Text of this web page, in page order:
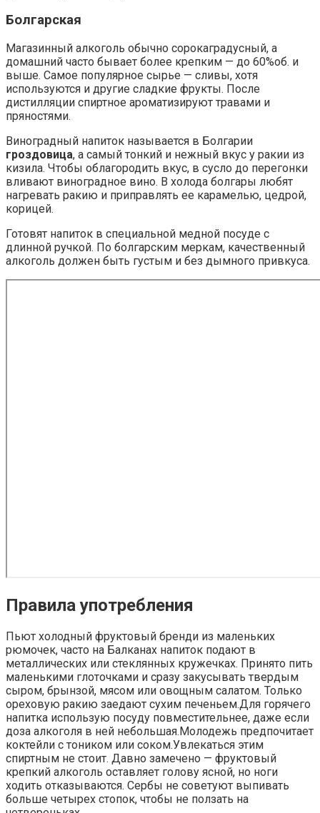
Болгарская
Магазинный алкоголь обычно сорокаградусный, а
домашний часто бывает более крепким — до 60%об. и
выше. Самое популярное сырье — сливы, хотя
используются и другие сладкие фрукты. После
дистилляции спиртное ароматизируют травами и
пряностями.
Виноградный напиток называется в Болгарии
гроздовица, а самый тонкий и нежный вкус у ракии из
кизила. Чтобы облагородить вкус, в сусло до перегонки
вливают виноградное вино. В холода болгары любят
нагревать ракию и приправлять ее карамелью, цедрой,
корицей.
Готовят напиток в специальной медной посуде с
длинной ручкой. По болгарским меркам, качественный
алкоголь должен быть густым и без дымного привкуса.
Правила употребления
Пьют холодный фруктовый бренди из маленьких
рюмочек, часто на Балканах напиток подают в
металлических или стеклянных кружечках. Принято пить
маленькими глоточками и сразу закусывать твердым
сыром, брынзой, мясом или овощным салатом. Только
ореховую ракию заедают сухим печеньем.Для горячего
напитка использую посуду повместительнее, даже если
доза алкоголя в ней небольшая.Молодежь предпочитает
коктейли с тоником или соком.Увлекаться этим
спиртным не стоит. Давно замечено — фруктовый
крепкий алкоголь оставляет голову ясной, но ноги
ходить отказываются. Сербы не советуют выпивать
больше четырех стопок, чтобы не ползать на